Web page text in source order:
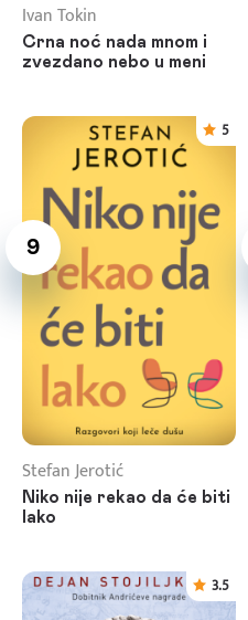
Ivan Tokin
Crna noć nada mnom i
zvezdano nebo u meni
9
5
Stefan Jerotić
Niko nije rekao da će biti
lako
3.5